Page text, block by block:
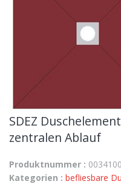
SDEZ
zentralen Ablauf
Produktnummer :
Kategorien : befliesbare